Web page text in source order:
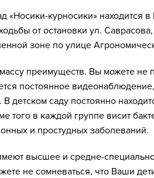
«Носики-курносики» находится
от остановки ул.
зоне по улице
преимуществ. Вы можете не
постоянное
детском саду постоянно
того в каждой группе висит
и простудных заболеваний.
высшее и средне-
не сомневаться, что Ваши